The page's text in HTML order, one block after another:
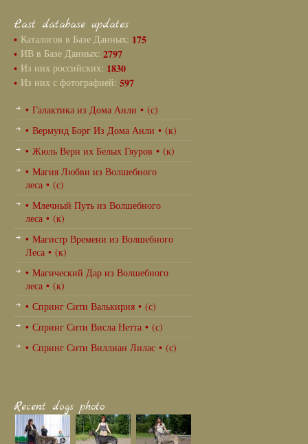
Last database updates
• Каталогов в Базе Данных: 175
• ИВ в Базе Данных: 2797
• Из них российских: 1830
• Из них с фотографией: 597
• Галактика из Дома Анли • (с)
• Вермунд Борг Из Дома Анли • (к)
• Жюль Верн их Белых Гяуров • (к)
• Магия Любви из Волшебного
леса • (с)
• Млечный Путь из Волшебного
леса • (к)
• Магистр Времени из Волшебного
Леса • (к)
• Магический Дар из Волшебного
леса • (к)
• Спринг Сити Валькирия • (с)
• Спринг Сити Висла Нетта • (с)
• Спринг Сити Виллиан Лилас • (с)
Recent dogs photo